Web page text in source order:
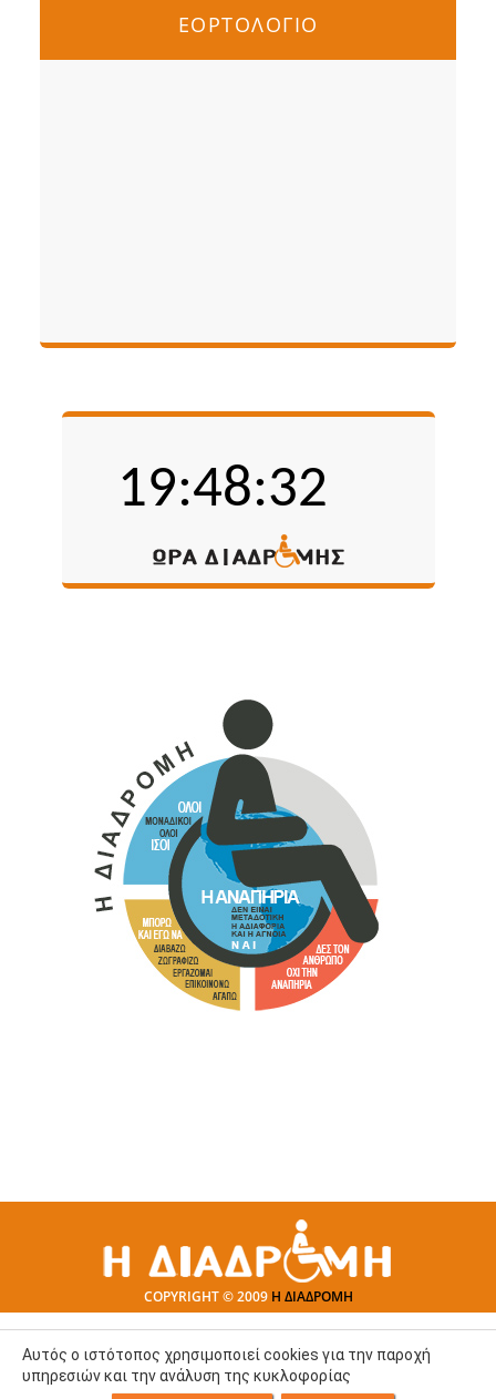
ΕΟΡΤΟΛΟΓΙΟ
COPYRIGHT © 2009 Η ΔΙΑΔΡΟΜΗ
Αυτός ο ιστότοπος χρησιμοποιεί cookies για την παροχή
υπηρεσιών και την ανάλυση της κυκλοφορίας